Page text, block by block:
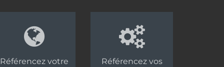
Référencez votre Référencez vos